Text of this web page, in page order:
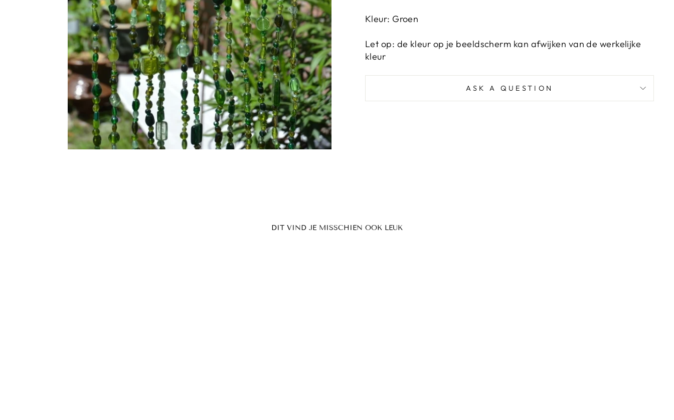
Kleur: Groen
Let op: de kleur op je beeldscherm kan afwijken van de werkelijke
kleur
ASK A QUESTION
DIT VIND JE MISSCHIEN OOK LEUK